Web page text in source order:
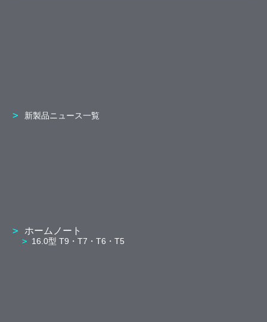
新製品ニュース一覧
ホームノート
16.0型 T9・T7・T6・T5